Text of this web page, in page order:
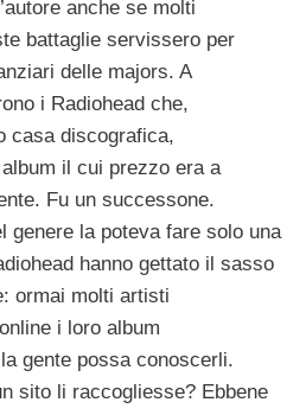
anche se molti
battaglie servissero per
delle majors. A
i Radiohead che,
casa discografica,
il cui prezzo era a
Fu un successone.
genere la poteva fare solo una
hanno gettato il sasso
ormai molti artisti
i loro album
gente possa conoscerli.
sito li raccogliesse? Ebbene